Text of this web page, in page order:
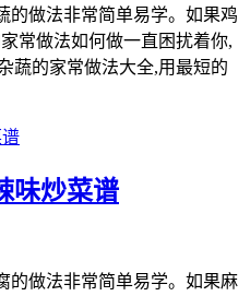
的做法非常简单易学。如果鸡
常做法如何做一直困扰着你,
蔬的家常做法大全,用最短的
味炒菜谱
的做法非常简单易学。如果麻